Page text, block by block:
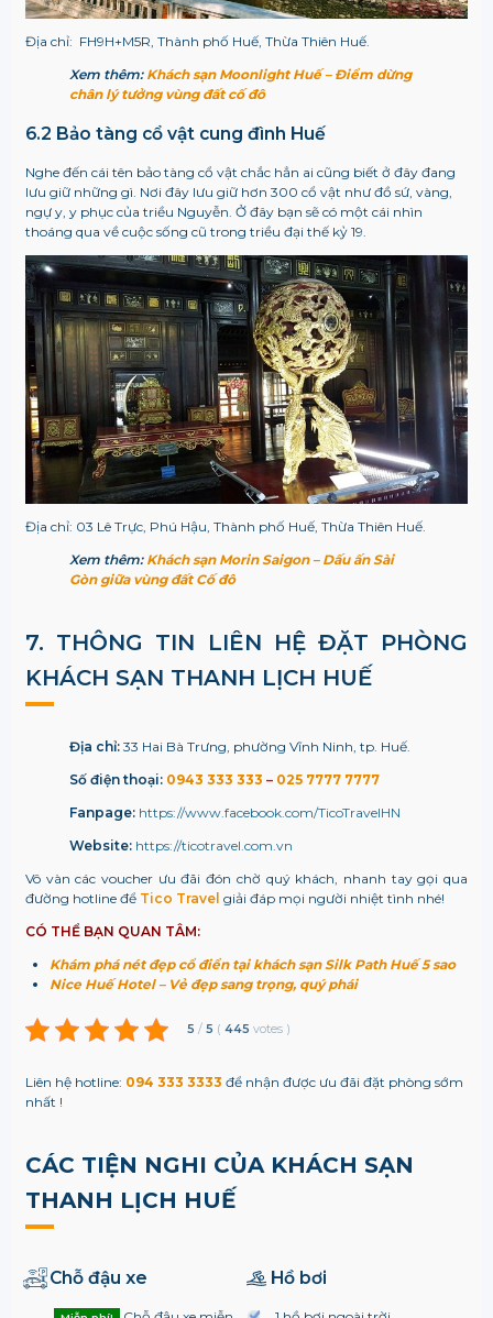
Địa chỉ: FH9H+M5R, Thành phố Huế, Thừa Thiên Huế.
Xem thêm: Khách sạn Moonlight Huế – Điểm dừng
chân lý tưởng vùng đất cố đô
6.2 Bảo tàng cổ vật cung đình Huế
Nghe đến cái tên bảo tàng cổ vật chắc hẳn ai cũng biết ở đây đang
lưu giữ những gì. Nơi đây lưu giữ hơn 300 cổ vật như đồ sứ, vàng,
ngự y, y phục của triều Nguyễn. Ở đây bạn sẽ có một cái nhìn
thoáng qua về cuộc sống cũ trong triều đại thế kỷ 19.
Địa chỉ: 03 Lê Trực, Phú Hậu, Thành phố Huế, Thừa Thiên Huế.
Xem thêm: Khách sạn Morin Saigon – Dấu ấn Sài
Gòn giữa vùng đất Cố đô
7. THÔNG TIN LIÊN HỆ ĐẶT PHÒNG
KHÁCH SẠN THANH LỊCH HUẾ
Địa chỉ:33 Hai Bà Trưng, phường Vĩnh Ninh, tp. Huế.
Số điện thoại: 0943 333 333 – 025 7777 7777
Fanpage: https://www.facebook.com/TicoTravelHN
Website: https://ticotravel.com.vn
Vô vàn các voucher ưu đãi đón chờ quý khách, nhanh tay gọi qua
đường hotline để Tico Travel giải đáp mọi người nhiệt tình nhé!
CÓ THỂ BẠN QUAN TÂM:
Khám phá nét đẹp cổ điển tại khách sạn Silk Path Huế 5 sao
Nice Huế Hotel – Vẻ đẹp sang trọng, quý phái
5 / 5 ( 445 votes )
Liên hệ hotline: 094 333 3333 để nhận được ưu đãi đặt phòng sớm
nhất !
CÁC TIỆN NGHI CỦA KHÁCH SẠN
THANH LỊCH HUẾ
Chỗ đậu xe Hồ bơi